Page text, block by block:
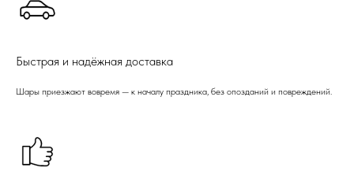
Быстрая и надёжная доставка
Шары приезжают вовремя — к началу праздника, без опозданий и повреждений.